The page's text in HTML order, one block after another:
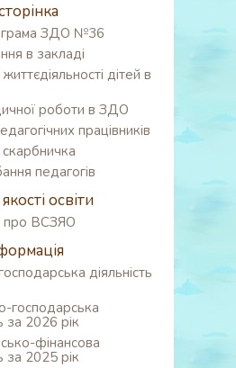
ЗДО №36
в закладі
дітей в
роботи в ЗДО
працівників
педагогів
освіти
про ВСЗЯО
діяльність
господарська
за 2026 рік
фінансова
за 2025 рік